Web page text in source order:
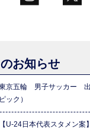
お知らせ
京五輪 男子サッカー 出
ピック）
【U-24日本代表スタメン